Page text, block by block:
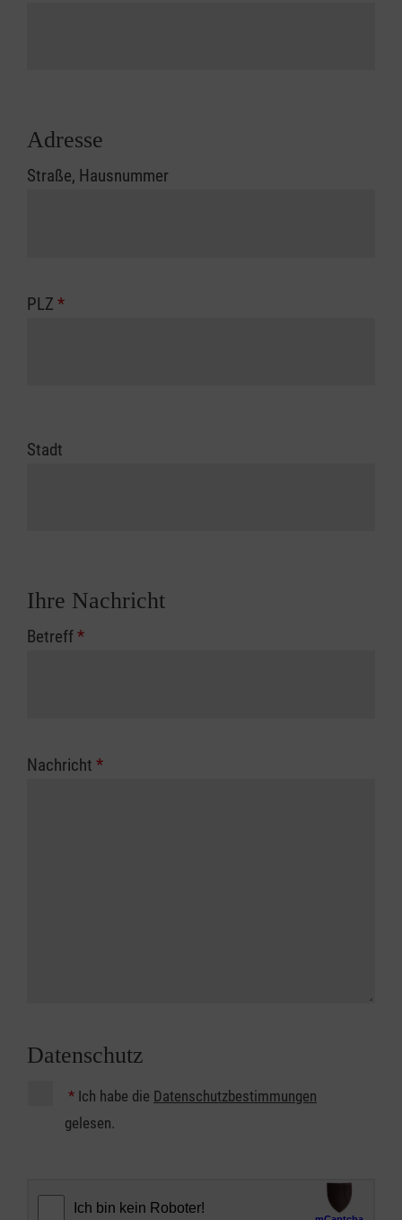
Adresse
Straße, Hausnummer
PLZ *
Stadt
Ihre Nachricht
Betreff*
Nachricht *
Datenschutz
* Ich habe die Datenschutzbestimmungen
gelesen.